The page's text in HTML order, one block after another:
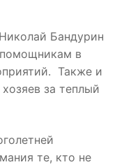
Бандурин
в
Также и
за теплый
те, кто не